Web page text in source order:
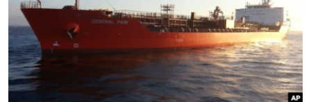
فرهنگ و زندگی
حقوق شهروندی
اقتصادی
علم و فناوری
انتخابات ریاست جمهوری آمریکا ۲۰۲۴
حمله جمهوری اسلامی به اسرائیل
رمز مهسا
دنبال کنید